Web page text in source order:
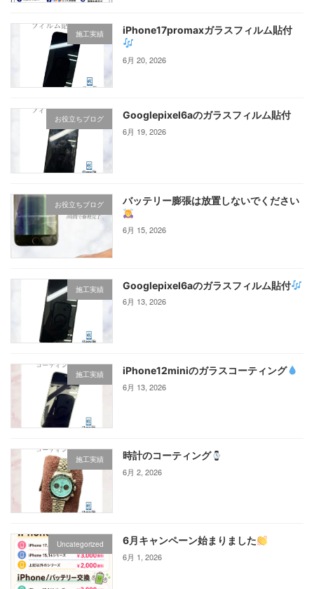
施工実績 iPhone17promaxガラスフィルム貼付
6月 20, 2026
お役立ちブログ Googlepixel6aのガラスフィルム貼付
6月 19, 2026
お役立ちブログ バッテリー膨張は放置しないでください
6月 15, 2026
施工実績 Googlepixel6aのガラスフィルム貼付
6月 13, 2026
施工実績 iPhone12miniのガラスコーティング‪
6月 13, 2026
施工実績 時計のコーティング
6月 2, 2026
Uncategorized 6月キャンペーン始まりました
6月 1, 2026